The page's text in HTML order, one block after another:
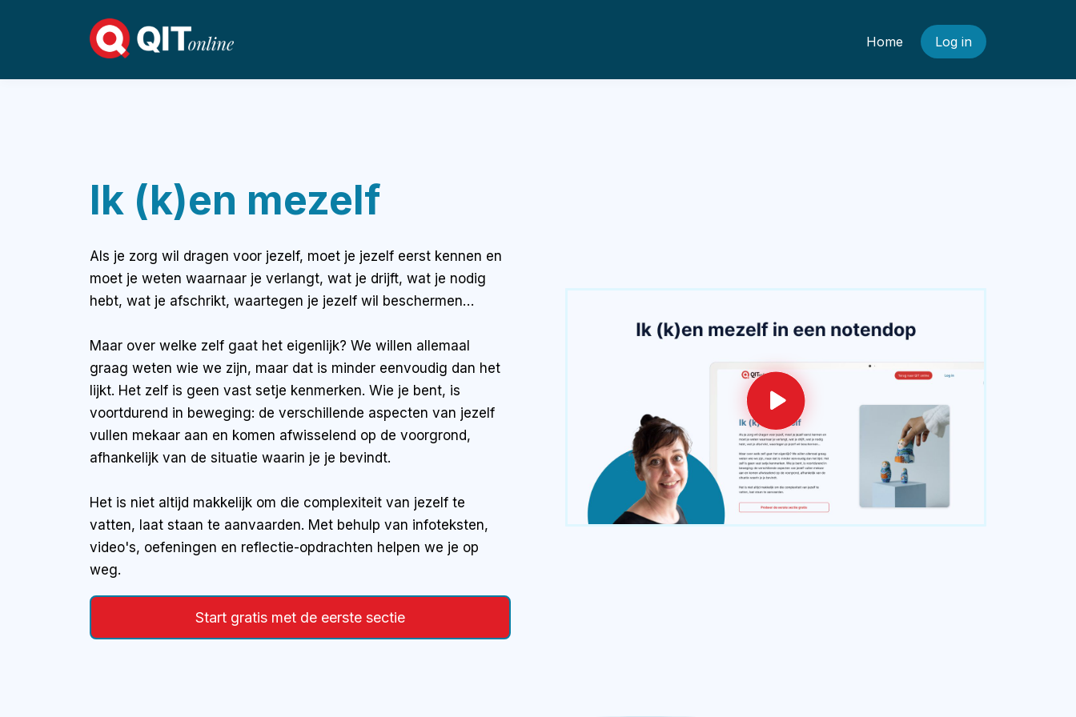
Home Log in
Ik (k)en mezelf
Als je zorg wil dragen voor jezelf, moet je jezelf eerst kennen en
moet je weten waarnaar je verlangt, wat je drijft, wat je nodig
hebt, wat je afschrikt, waartegen je jezelf wil beschermen…
Maar over welke zelf gaat het eigenlijk? We willen allemaal
graag weten wie we zijn, maar dat is minder eenvoudig dan het
lijkt. Het zelf is geen vast setje kenmerken. Wie je bent, is
voortdurend in beweging: de verschillende aspecten van jezelf
vullen mekaar aan en komen afwisselend op de voorgrond,
afhankelijk van de situatie waarin je je bevindt.
Het is niet altijd makkelijk om die complexiteit van jezelf te
vatten, laat staan te aanvaarden. Met behulp van infoteksten,
video's, oefeningen en reflectie-opdrachten helpen we je op
weg.
Start gratis met de eerste sectie